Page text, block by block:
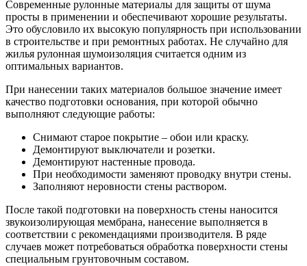
Современные рулонные материалы для защиты от шума
просты в применении и обеспечивают хорошие результаты.
Это обусловило их высокую популярность при использовании
в строительстве и при ремонтных работах. Не случайно для
жилья рулонная шумоизоляция считается одним из
оптимальных вариантов.
При нанесении таких материалов большое значение имеет
качество подготовки основания, при которой обычно
выполняют следующие работы:
Снимают старое покрытие – обои или краску.
Демонтируют выключатели и розетки.
Демонтируют настенные провода.
При необходимости заменяют проводку внутри стены.
Заполняют неровности стены раствором.
После такой подготовки на поверхность стены наносится
звукоизолирующая мембрана, нанесение выполняется в
соответствии с рекомендациями производителя. В ряде
случаев может потребоваться обработка поверхности стены
специальным грунтовочным составом.